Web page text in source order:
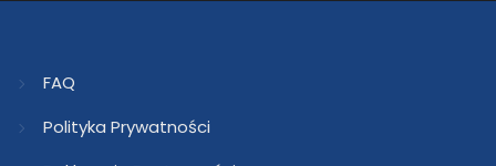
FAQ
Polityka Prywatności